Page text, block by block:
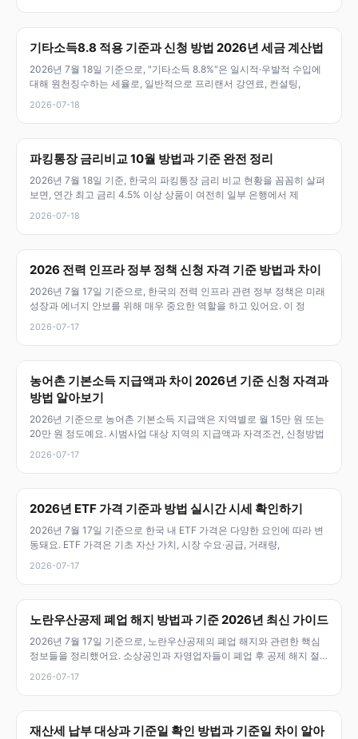
기타소득8.8 적용 기준과 신청 방법 2026년 세금 계산법
2026년 7월 18일 기준으로, "기타소득 8.8%"은 일시적·우발적 수입에
대해 원천징수하는 세율로, 일반적으로 프리랜서 강연료, 컨설팅,
2026-07-18
파킹통장 금리비교 10월 방법과 기준 완전 정리
2026년 7월 18일 기준, 한국의 파킹통장 금리 비교 현황을 꼼꼼히 살펴
보면, 연간 최고 금리 4.5% 이상 상품이 여전히 일부 은행에서 제
2026-07-18
2026 전력 인프라 정부 정책 신청 자격 기준 방법과 차이
2026년 7월 17일 기준으로, 한국의 전력 인프라 관련 정부 정책은 미래
성장과 에너지 안보를 위해 매우 중요한 역할을 하고 있어요. 이 정
2026-07-17
농어촌 기본소득 지급액과 차이 2026년 기준 신청 자격과
방법 알아보기
2026년 기준으로 농어촌 기본소득 지급액은 지역별로 월 15만 원 또는
20만 원 정도예요. 시범사업 대상 지역의 지급액과 자격조건, 신청방법
2026-07-17
2026년 ETF 가격 기준과 방법 실시간 시세 확인하기
2026년 7월 17일 기준으로 한국 내 ETF 가격은 다양한 요인에 따라 변
동돼요. ETF 가격은 기초 자산 가치, 시장 수요·공급, 거래량,
2026-07-17
노란우산공제 폐업 해지 방법과 기준 2026년 최신 가이드
2026년 7월 17일 기준으로, 노란우산공제의 폐업 해지와 관련한 핵심
정보들을 정리했어요. 소상공인과 자영업자들이 폐업 후 공제 해지 절
2026-07-17
재산세 납부 대상과 기준일 확인 방법과 기준일 차이 알아